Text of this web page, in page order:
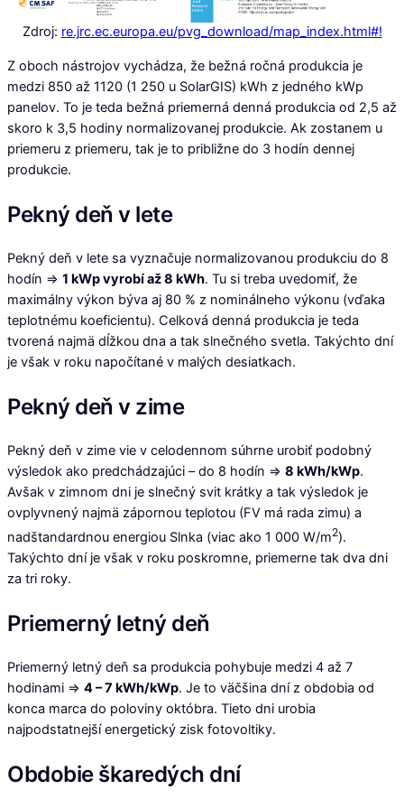
Zdroj: re.jrc.ec.europa.eu/pvg_download/map_index.html#!
Z oboch nástrojov vychádza, že bežná ročná produkcia je
medzi 850 až 1120 (1 250 u SolarGIS) kWh z jedného kWp
panelov. To je teda bežná priemerná denná produkcia od 2,5 až
skoro k 3,5 hodiny normalizovanej produkcie. Ak zostanem u
priemeru z priemeru, tak je to približne do 3 hodín dennej
produkcie.
Pekný deň v lete
Pekný deň v lete sa vyznačuje normalizovanou produkciu do 8
hodín => 1 kWp vyrobí až 8 kWh. Tu si treba uvedomiť, že
maximálny výkon býva aj 80 % z nominálneho výkonu (vďaka
teplotnému koeficientu). Celková denná produkcia je teda
tvorená najmä dĺžkou dna a tak slnečného svetla. Takýchto dní
je však v roku napočítané v malých desiatkach.
Pekný deň v zime
Pekný deň v zime vie v celodennom súhrne urobiť podobný
výsledok ako predchádzajúci – do 8 hodín => 8 kWh/kWp.
Avšak v zimnom dni je slnečný svit krátky a tak výsledok je
ovplyvnený najmä zápornou teplotou (FV má rada zimu) a
nadštandardnou energiou Slnka (viac ako 1 000 W/m2).
Takýchto dní je však v roku poskromne, priemerne tak dva dni
za tri roky.
Priemerný letný deň
Priemerný letný deň sa produkcia pohybuje medzi 4 až 7
hodinami => 4 – 7 kWh/kWp. Je to väčšina dní z obdobia od
konca marca do poloviny októbra. Tieto dni urobia
najpodstatnejší energetický zisk fotovoltiky.
Obdobie škaredých dní